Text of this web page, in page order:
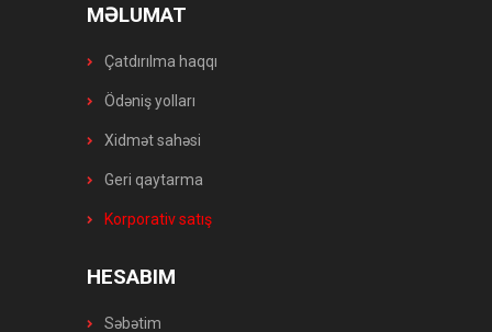
MƏLUMAT
Çatdırılma haqqı
Ödəniş yolları
Xidmət sahəsi
Geri qaytarma
Korporativ satış
HESABIM
Səbətim